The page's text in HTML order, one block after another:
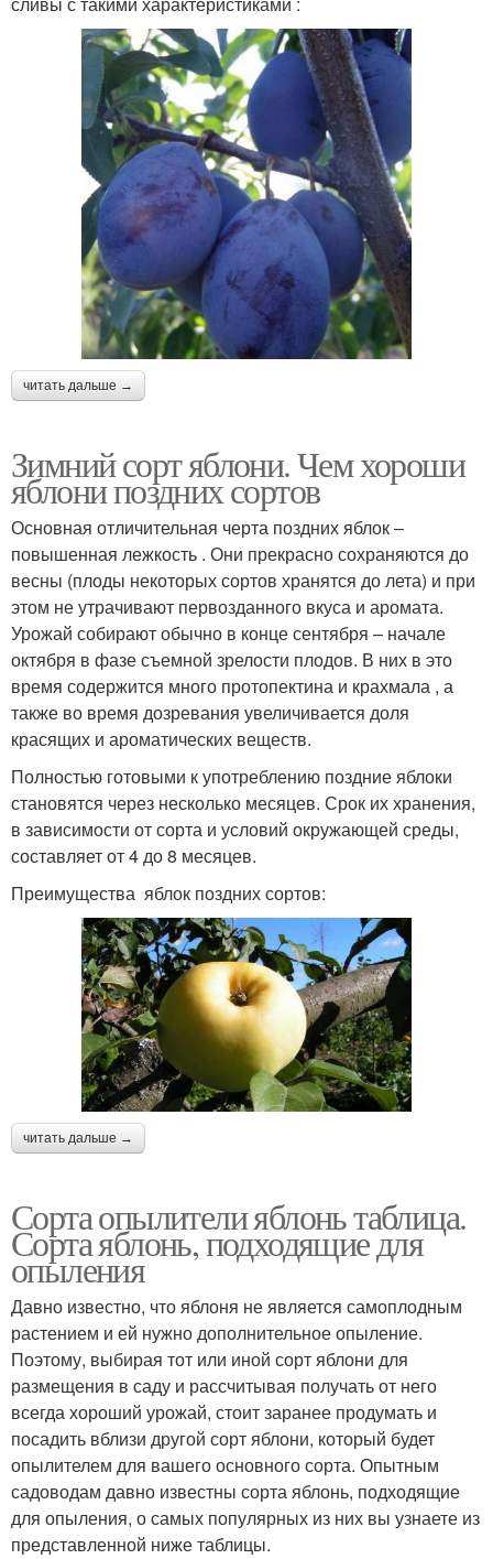
читать дальше →
Зимний сорт яблони. Чем хороши
яблони поздних сортов
Основная отличительная черта поздних яблок –
повышенная лежкость . Они прекрасно сохраняются до
весны (плоды некоторых сортов хранятся до лета) и при
этом не утрачивают первозданного вкуса и аромата.
Урожай собирают обычно в конце сентября – начале
октября в фазе съемной зрелости плодов. В них в это
время содержится много протопектина и крахмала , а
также во время дозревания увеличивается доля
красящих и ароматических веществ.
Полностью готовыми к употреблению поздние яблоки
становятся через несколько месяцев. Срок их хранения,
в зависимости от сорта и условий окружающей среды,
составляет от 4 до 8 месяцев.
Преимущества яблок поздних сортов:
читать дальше →
Сорта опылители яблонь таблица.
Сорта яблонь, подходящие для
опыления
Давно известно, что яблоня не является самоплодным
растением и ей нужно дополнительное опыление.
Поэтому, выбирая тот или иной сорт яблони для
размещения в саду и рассчитывая получать от него
всегда хороший урожай, стоит заранее продумать и
посадить вблизи другой сорт яблони, который будет
опылителем для вашего основного сорта. Опытным
садоводам давно известны сорта яблонь, подходящие
для опыления, о самых популярных из них вы узнаете из
представленной ниже таблицы.